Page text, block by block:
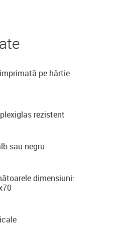
pe hârtie
rezistent
sau negru
dimensiuni: